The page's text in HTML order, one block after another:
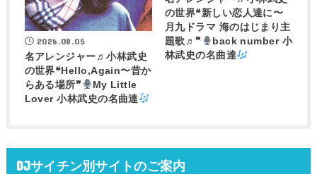
2026.08.05
名アレンジャー♬小林武史
の世界❝Hello,Again〜昔か
らある場所❞
My Little
Lover 小林武史の名曲達
の世界❝新しい恋人達に〜
月九ドラマ 海のはじまり主
題歌♬❞
back number 小
林武史の名曲達
DJサイチン別サイトのご案内